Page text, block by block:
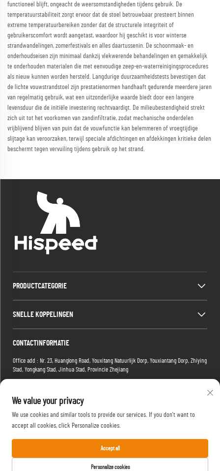
functioneel blijft, ongeacht de weersomstandigheden tijdens gebruik. De
temperatuurstabiliteit zorgt ervoor dat de stoel betrouwbaar presteert binnen
extreme temperatuurbereiken zonder dat de structurele integriteit of
gebruikerscomfort wordt aangetast, waardoor hij geschikt is voor winterse
strandwandelingen, zomerfestivals en alles daartussenin. De schoonmaak- en
onderhoudseisen zijn minimaal dankzij vlekwerende behandelingen en gemakkelijk
te onderhouden materialen die met eenvoudige zeep-en-waterreinigingsprocedures
als nieuw kunnen worden hersteld. Langdurige duurzaamheidstests bevestigen dat
de lichte vouwstrandstoel zijn prestatienormen handhaaft gedurende meerdere jaren
van regelmatig gebruik, wat een uitzonderlijke waarde biedt door een langere
levensduur die de initiële investering rechtvaardigt. De milieubestendigheid strekt
zich uit tot het voorkomen van zandinfiltratie, zodat mechanische onderdelen
vrijblijvend blijven van puin dat de vouwfunctie kan belemmeren of vroegtijdige
slijtage kan veroorzaken, terwijl speciale afdichtingen en afdekkingen kritieke delen
beschermt tegen vervuiling tijdens gebruik op het strand.
PRODUCTCATEGORIE
SNELLE KOPPELINGEN
CONTACTINFORMATIE
Office add : Nr. 23, Huanglong Road, Youxitang Natuurlijk Dorp, Youxiantang Dorp, Zhiying
Stad, Yongkang Stad, Jinhua Stad, Provincie Zhejiang
E-mail:[email protected]
Copyright © 2025 Yongkang Yufan Leisure Products Manufacture Co., Ltd. Alle rechten
We value your privacy
We use cookies and similar tools to provide our services. If you don't want to
accept all cookies, click Personalize cookies.
Personalize cookies
Accept all